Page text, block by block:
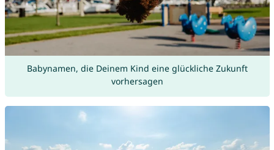
Babynamen, die Deinem Kind eine glückliche Zukunft
vorhersagen